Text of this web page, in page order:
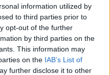
information utilized by
to third parties prior to
opt-out of the further
by third parties on the
This information may
on the IAB’s List of
further disclose it to other